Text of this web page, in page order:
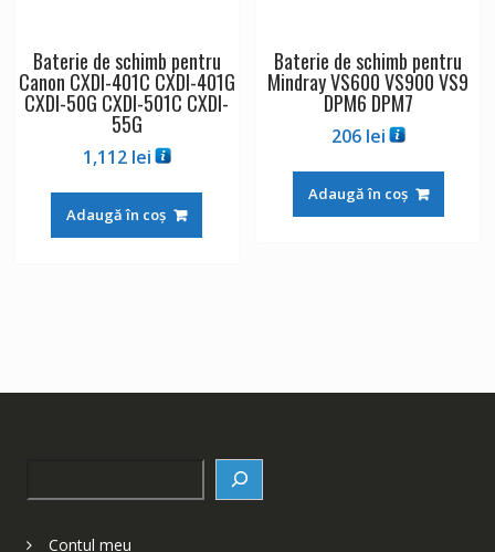
Baterie de schimb pentru
Canon CXDI-401C CXDI-401G
CXDI-50G CXDI-501C CXDI-
55G
1,112 lei
Adaugă în coș
Baterie de schimb pentru
Mindray VS600 VS900 VS9
DPM6 DPM7
206 lei
Adaugă în coș
Contul meu